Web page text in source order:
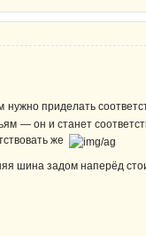
нужно приделать
— он и станет
же
шина задом наперёд